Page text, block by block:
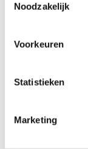
Noodzakelijk
Voorkeuren
Statistieken
Marketing
Bestel
cijfers
De kassa